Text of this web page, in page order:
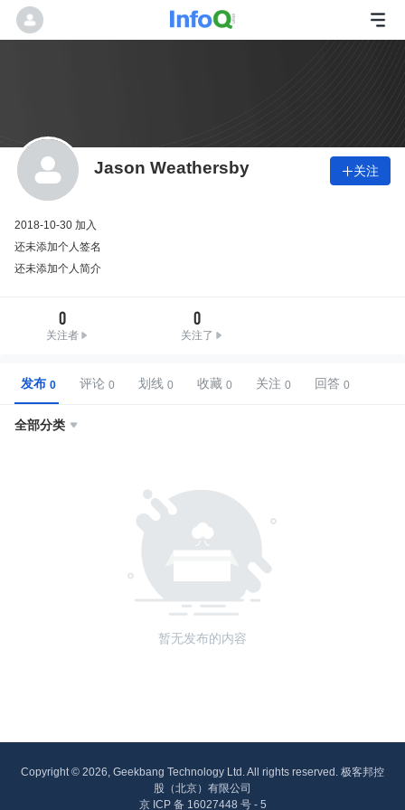
Jason Weathersby 关注
2018-10-30 加入
还未添加个人签名
还未添加个人简介
0
关注者
0
关注了
发布 评论 划线 收藏 关注 回答
全部分类 
暂无发布的内容
Copyright © 2026, Geekbang Technology Ltd. All rights reserved. 极客邦控
股（北京）有限公司
京 ICP 备 16027448 号 - 5